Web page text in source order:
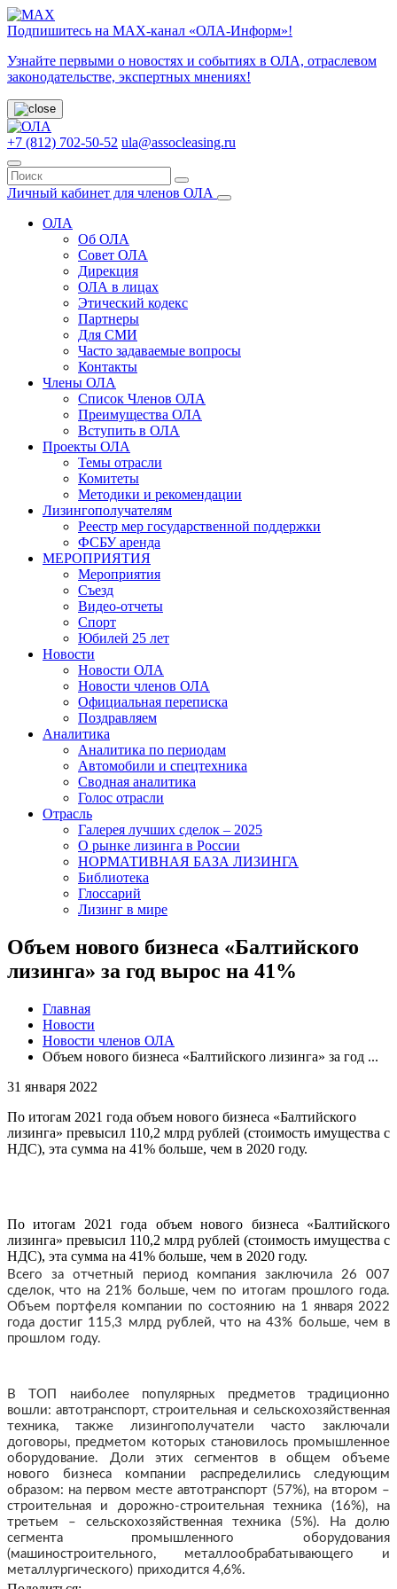
Подпишитесь на МАХ-канал «ОЛА-Информ»!
Узнайте первыми о новостях и событиях в ОЛА, отраслевом
законодательстве, экспертных мнениях!
+7 (812) 702-50-52 ula@assocleasing.ru
Личный кабинет для членов ОЛА
ОЛА
Об ОЛА
Совет ОЛА
Дирекция
ОЛА в лицах
Этический кодекс
Партнеры
Для СМИ
Часто задаваемые вопросы
Контакты
Члены ОЛА
Список Членов ОЛА
Преимущества ОЛА
Вступить в ОЛА
Проекты ОЛА
Темы отрасли
Комитеты
Методики и рекомендации
Лизингополучателям
Реестр мер государственной поддержки
ФСБУ аренда
МЕРОПРИЯТИЯ
Мероприятия
Съезд
Видео-отчеты
Спорт
Юбилей 25 лет
Новости
Новости ОЛА
Новости членов ОЛА
Официальная переписка
Поздравляем
Аналитика
Аналитика по периодам
Автомобили и спецтехника
Сводная аналитика
Голос отрасли
Отрасль
Галерея лучших сделок – 2025
О рынке лизинга в России
НОРМАТИВНАЯ БАЗА ЛИЗИНГА
Библиотека
Глоссарий
Лизинг в мире
Объем нового бизнеса «Балтийского
лизинга» за год вырос на 41%
Главная
Новости
Новости членов ОЛА
Объем нового бизнеса «Балтийского лизинга» за год ...
31 января 2022
По итогам 2021 года объем нового бизнеса «Балтийского
лизинга» превысил 110,2 млрд рублей (стоимость имущества с
НДС), эта сумма на 41% больше, чем в 2020 году.
По итогам 2021 года объем нового бизнеса «Балтийского
лизинга» превысил 110,2 млрд рублей (стоимость имущества с
НДС), эта сумма на 41% больше, чем в 2020 году.
Всего за отчетный период компания заключила 26 007
сделок, что на 21% больше, чем по итогам прошлого года.
Объем портфеля компании по состоянию на 1 января 2022
года достиг 115,3 млрд рублей, что на 43% больше, чем в
прошлом году.
В ТОП наиболее популярных предметов традиционно
вошли: автотранспорт, строительная и сельскохозяйственная
техника, также лизингополучатели часто заключали
договоры, предметом которых становилось промышленное
оборудование. Доли этих сегментов в общем объеме
нового бизнеса компании распределились следующим
образом: на первом месте автотранспорт (57%), на втором –
строительная и дорожно-строительная техника (16%), на
третьем – сельскохозяйственная техника (5%). На долю
сегмента промышленного оборудования
(машиностроительного, металлообрабатывающего и
металлургического) приходится 4,6%.